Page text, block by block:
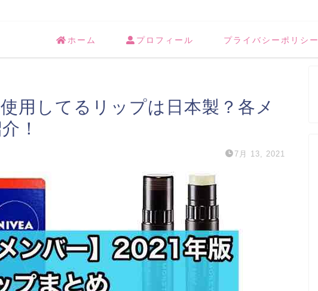
ホーム プロフィール プライバシーポリシー
用してるリップは日本製？各メ
！
7月 13, 2021